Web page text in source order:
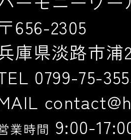
656-2305
庫県淡路市浦
0799-75-
業時間 9:00-